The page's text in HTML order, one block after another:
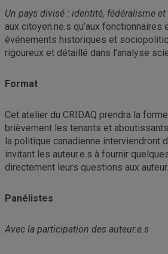
Un pays divisé : identité, fédéralisme
aux citoyen.ne.s qu’aux
événements historiques et
rigoureux et détaillé dans l’analyse
Format
Cet atelier du CRIDAQ prendra la
brièvement les tenants et
la politique canadienne
invitant les auteur.e.s à fournir
directement leurs questions aux
Panélistes
Avec la participation des auteur.e.s